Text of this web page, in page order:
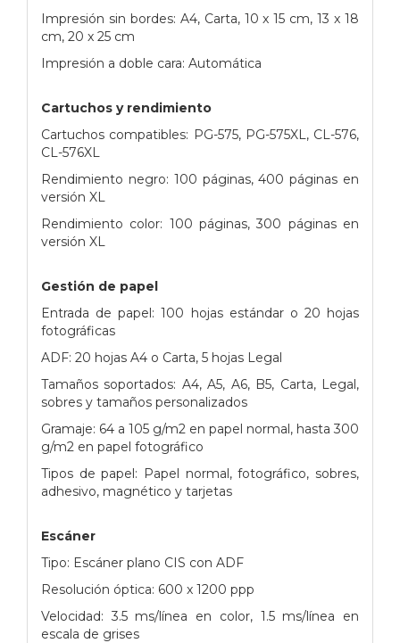
Impresión sin bordes: A4, Carta, 10 x 15 cm, 13 x 18
cm, 20 x 25 cm
Impresión a doble cara: Automática
Cartuchos y rendimiento
Cartuchos compatibles: PG-575, PG-575XL, CL-576,
CL-576XL
Rendimiento negro: 100 páginas, 400 páginas en
versión XL
Rendimiento color: 100 páginas, 300 páginas en
versión XL
Gestión de papel
Entrada de papel: 100 hojas estándar o 20 hojas
fotográficas
ADF: 20 hojas A4 o Carta, 5 hojas Legal
Tamaños soportados: A4, A5, A6, B5, Carta, Legal,
sobres y tamaños personalizados
Gramaje: 64 a 105 g/m2 en papel normal, hasta 300
g/m2 en papel fotográfico
Tipos de papel: Papel normal, fotográfico, sobres,
adhesivo, magnético y tarjetas
Escáner
Tipo: Escáner plano CIS con ADF
Resolución óptica: 600 x 1200 ppp
Velocidad: 3.5 ms/línea en color, 1.5 ms/línea en
escala de grises